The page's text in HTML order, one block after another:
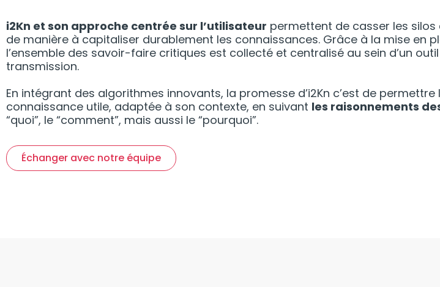
i2Kn et son approche centrée sur l’utilisateur permettent de casser les
de manière à capitaliser durablement les connaissances. Grâce à la mise en
l’ensemble des savoir-faire critiques est collecté et centralisé au sein d’un
transmission.
En intégrant des algorithmes innovants, la promesse d’i2Kn c’est de
connaissance utile, adaptée à son contexte, en suivant les raisonnements
“quoi”, le “comment”, mais aussi le “pourquoi”.
Échanger avec notre équipe